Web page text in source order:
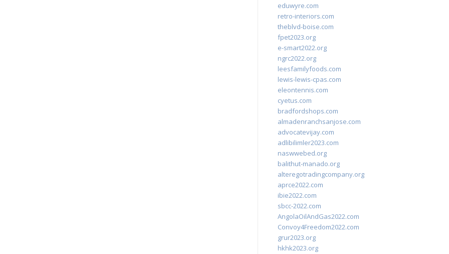
eduwyre.com
retro-interiors.com
theblvd-boise.com
fpet2023.org
e-smart2022.org
ngrc2022.org
leesfamilyfoods.com
lewis-lewis-cpas.com
eleontennis.com
cyetus.com
bradfordshops.com
almadenranchsanjose.com
advocatevijay.com
adlibilimler2023.com
naswwebed.org
balithut-manado.org
alteregotradingcompany.org
aprce2022.com
ibie2022.com
sbcc-2022.com
AngolaOilAndGas2022.com
Convoy4Freedom2022.com
grur2023.org
hkhk2023.org